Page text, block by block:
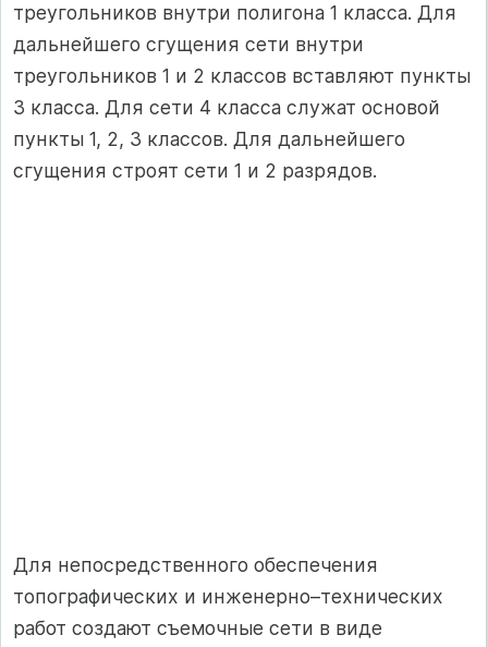
треугольников внутри полигона 1 класса. Для
дальнейшего сгущения сети внутри
треугольников 1 и 2 классов вставляют пункты
3 класса. Для сети 4 класса служат основой
пункты 1, 2, 3 классов. Для дальнейшего
сгущения строят сети 1 и 2 разрядов.
Для непосредственного обеспечения
топографических и инженерно–технических
работ создают съемочные сети в виде